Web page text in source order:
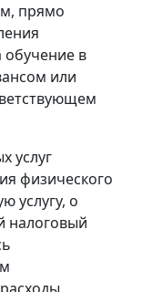
прямо
обучение в
или
услуг
физического
услугу, о
налоговый